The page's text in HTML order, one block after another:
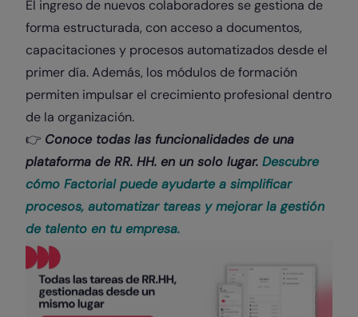
El ingreso de nuevos colaboradores se gestiona de
forma estructurada, con acceso a documentos,
capacitaciones y procesos automatizados desde el
primer día. Además, los módulos de formación
permiten impulsar el crecimiento profesional dentro
de la organización.
👉 Conoce todas las funcionalidades de una
plataforma de RR. HH. en un solo lugar. Descubre
cómo Factorial puede ayudarte a simplificar
procesos, automatizar tareas y mejorar la gestión
de talento en tu empresa.